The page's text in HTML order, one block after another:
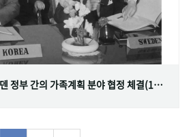
대한민국 정부와 스웨덴 정부 간의 가족계획 분야 협정 체결(1968.07.12)